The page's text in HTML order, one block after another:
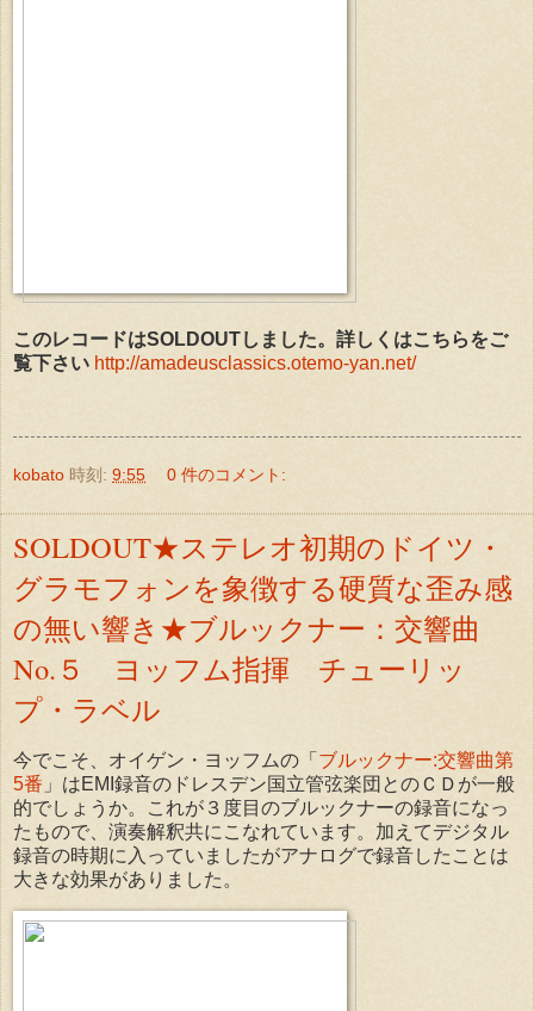
このレコードはSOLDOUTしました。詳しくはこちらをご
覧下さい http://amadeusclassics.otemo-yan.net/
kobato 時刻: 9:55 0 件のコメント:
SOLDOUT★ステレオ初期のドイツ・
グラモフォンを象徴する硬質な歪み感
の無い響き★ブルックナー：交響曲
No.５ ヨッフム指揮 チューリッ
プ・ラベル
今でこそ、オイゲン・ヨッフムの「 ブルックナー:交響曲第
5番 」はEMI録音のドレスデン国立管弦楽団とのＣＤが一般
的でしょうか。これが３度目のブルックナーの録音になっ
たもので、演奏解釈共にこなれています。加えてデジタル
録音の時期に入っていましたがアナログで録音したことは
大きな効果がありました。